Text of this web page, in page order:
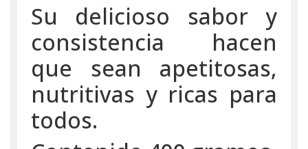
Su delicioso sabor y
consistencia hacen
que sean apetitosas,
nutritivas y ricas para
todos.